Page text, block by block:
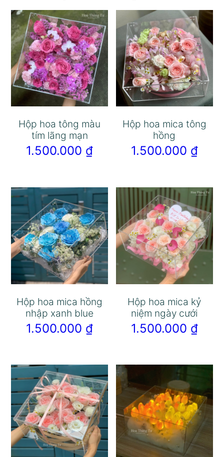
Hộp hoa tông màu
tím lãng mạn
1.500.000 ₫
Hộp hoa mica tông
hồng
1.500.000 ₫
Hộp hoa mica hồng
nhập xanh blue
1.500.000 ₫
Hộp hoa mica kỷ
niệm ngày cưới
1.500.000 ₫